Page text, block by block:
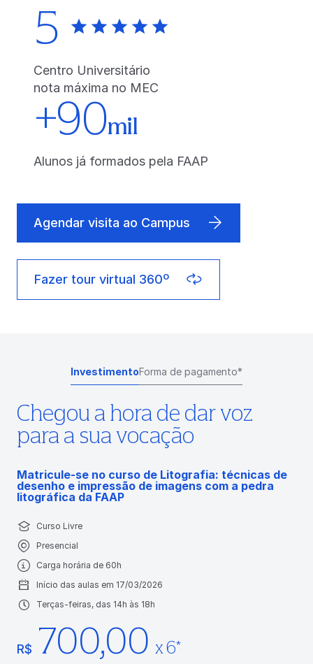
5
Centro Universitário
nota máxima no MEC
+90mil
Alunos já formados pela FAAP
Agendar visita ao Campus
Fazer tour virtual 360º
InvestimentoForma de pagamento*
Chegou a hora de dar voz
para a sua vocação
Matricule-se no curso de Litografia: técnicas de
desenho e impressão de imagens com a pedra
litográfica da FAAP
Curso Livre
Presencial
Carga horária de 60h
Início das aulas em 17/03/2026
Terças-feiras, das 14h às 18h
R$ 700,00 x 6*